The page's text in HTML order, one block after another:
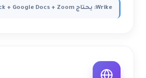
Wrike: يحتاج Slack + Google Docs + Zoom